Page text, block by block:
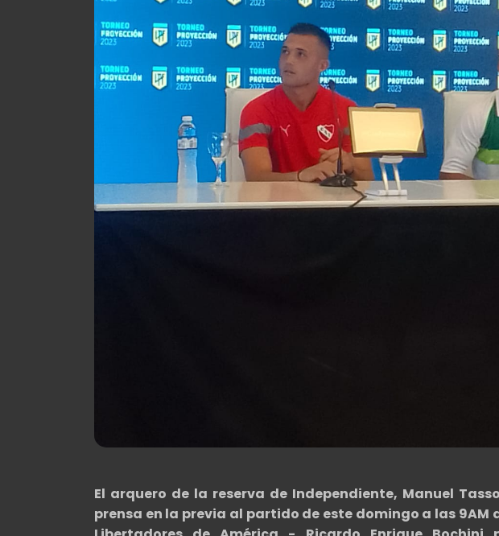
El arquero de la reserva de Independiente, Manuel
prensa en la previa al partido de este domingo a las 9AM